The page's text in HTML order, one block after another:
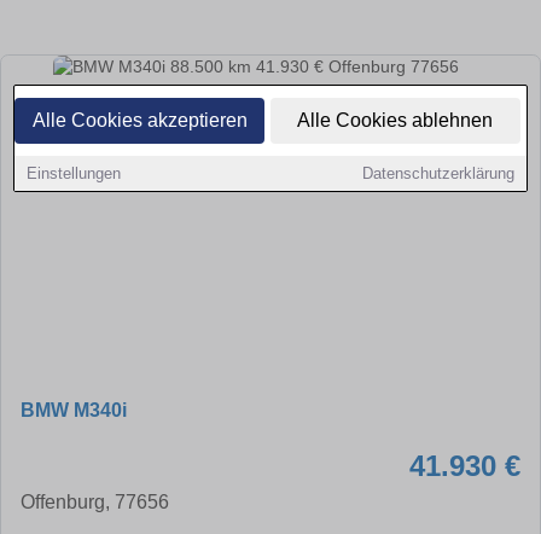
Alle Cookies akzeptieren Alle Cookies ablehnen
Einstellungen Datenschutzerklärung
BMW M340i
41.930 €
Offenburg, 77656